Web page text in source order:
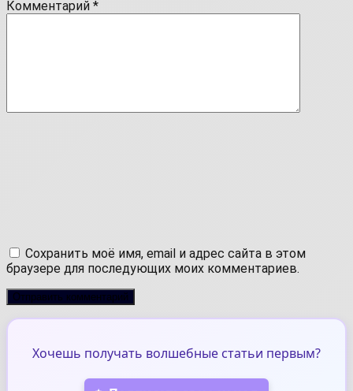
Комментарий *
Сохранить моё имя, email и адрес сайта в этом
браузере для последующих моих комментариев.
Хочешь получать волшебные статьи первым?